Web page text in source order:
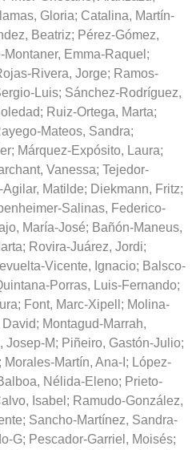
Gloria; Catalina, Martín-
Beatriz; Pérez-Gómez,
Emma-Raquel ;
Rivera, Jorge; Ramos-
Luis; Sánchez-Rodríguez,
; Ruiz-Ortega, Marta;
Mateos, Sandra;
; Márquez-Expósito, Laura;
Vanessa; Tejedor-
Matilde; Diekmann, Fritz;
Salinas, Federico-
María-José; Bañón-Maneus,
; Rovira-Juárez, Jordi;
Vicente, Ignacio; Balsco-
Porras, Luis-Fernando;
; Font, Marc-Xipell ; Molina-
; Montagud-Marrah,
Josep-M; Piñeiro, Gastón-Julio;
; Morales-Martín, Ana-I ; López-
Nélida-Eleno; Prieto-
Isabel ; Ramudo-González,
; Sancho-Martínez, Sandra-
G; Pescador-Garriel, Moisés;